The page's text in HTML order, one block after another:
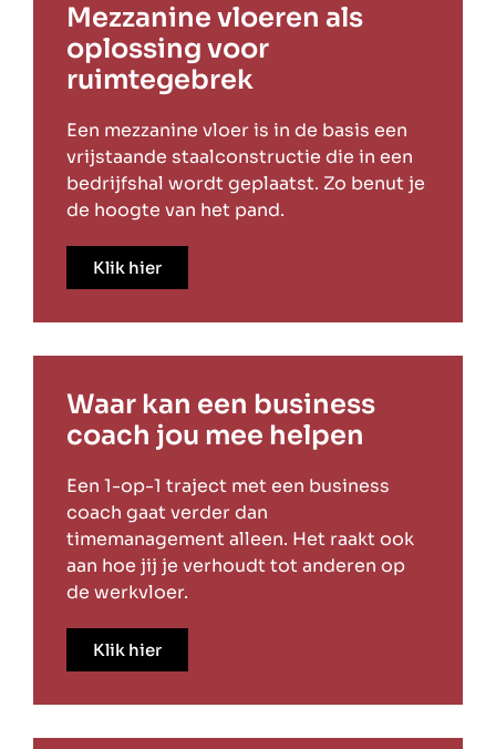
Mezzanine vloeren als
oplossing voor
ruimtegebrek
Een mezzanine vloer is in de basis een
vrijstaande staalconstructie die in een
bedrijfshal wordt geplaatst. Zo benut je
de hoogte van het pand.
Klik hier
Waar kan een business
coach jou mee helpen
Een 1-op-1 traject met een business
coach gaat verder dan
timemanagement alleen. Het raakt ook
aan hoe jij je verhoudt tot anderen op
de werkvloer.
Klik hier